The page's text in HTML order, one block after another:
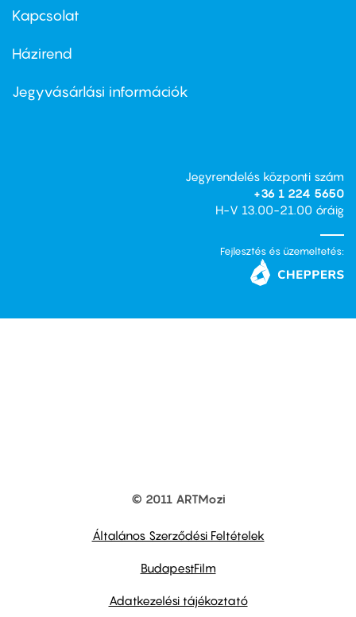
firstKapcsolat
Footer
second
Házirend
Jegyvásárlási információk
Jegyrendelés központi szám
+36 1 224 5650
H-V 13.00-21.00 óráig
Fejlesztés és üzemeltetés:
© 2011 ARTMozi
Általános Szerződési Feltételek
BudapestFilm
Adatkezelési tájékoztató